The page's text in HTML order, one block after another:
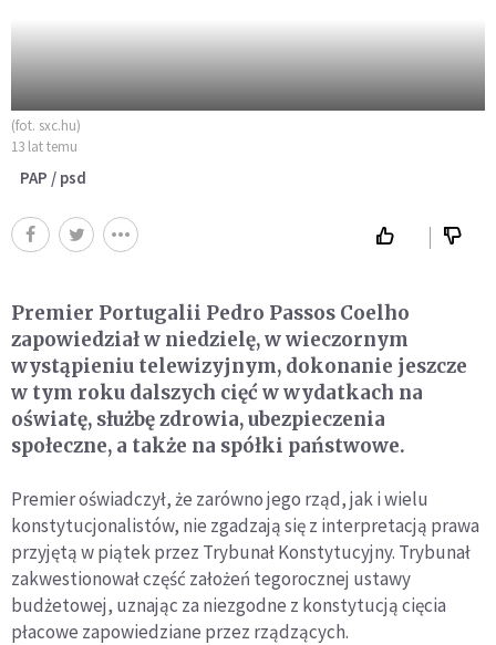
(fot. sxc.hu)
13 lat temu
PAP / psd
Premier Portugalii Pedro Passos Coelho
zapowiedział w niedzielę, w wieczornym
wystąpieniu telewizyjnym, dokonanie jeszcze
w tym roku dalszych cięć w wydatkach na
oświatę, służbę zdrowia, ubezpieczenia
społeczne, a także na spółki państwowe.
Premier oświadczył, że zarówno jego rząd, jak i wielu
konstytucjonalistów, nie zgadzają się z interpretacją prawa
przyjętą w piątek przez Trybunał Konstytucyjny. Trybunał
zakwestionował część założeń tegorocznej ustawy
budżetowej, uznając za niezgodne z konstytucją cięcia
płacowe zapowiedziane przez rządzących.